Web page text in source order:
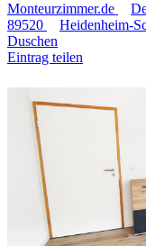
Monteurzimmer.de
89520
Heidenheim-
Duschen
Eintrag teilen